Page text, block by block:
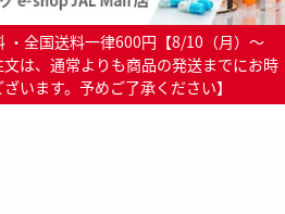
・全国送料一律600円【8/10（月）～
は、通常よりも商品の発送までにお時
います。予めご了承ください】